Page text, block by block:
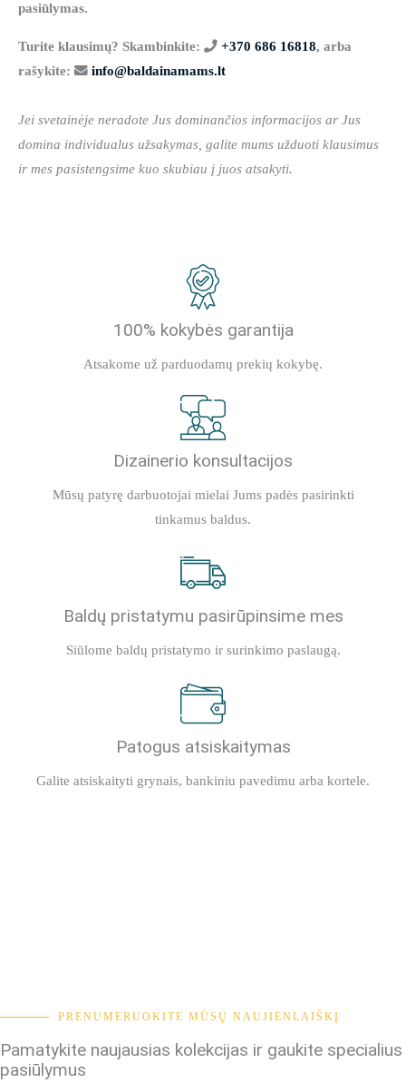
pasiūlymas.
Turite klausimų? Skambinkite: +370 686 16818, arba
rašykite:
info@baldainamams.lt
Jei svetainėje neradote Jus dominančios informacijos ar Jus
domina individualus užsakymas, galite mums užduoti klausimus
ir mes pasistengsime kuo skubiau į juos atsakyti.
100% kokybės garantija
Atsakome už parduodamų prekių kokybę.
Dizainerio konsultacijos
Mūsų patyrę darbuotojai mielai Jums padės pasirinkti
tinkamus baldus.
Baldų pristatymu pasirūpinsime mes
Siūlome baldų pristatymo ir surinkimo paslaugą.
Patogus atsiskaitymas
Galite atsiskaityti grynais, bankiniu pavedimu arba kortele.
PRENUMERUOKITE MŪSŲ NAUJIENLAIŠKĮ
Pamatykite naujausias kolekcijas ir gaukite specialius
pasiūlymus